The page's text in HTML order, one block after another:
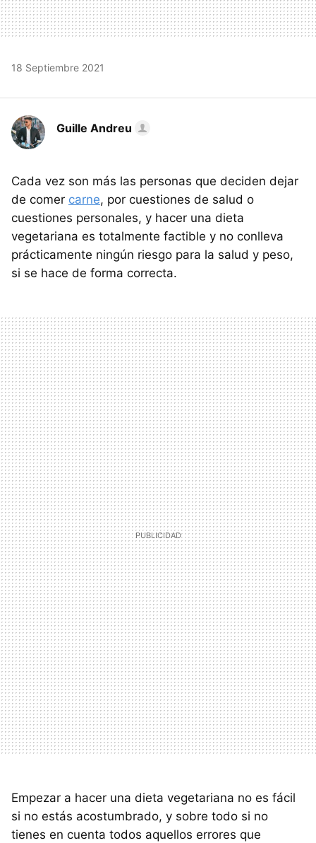
18 Septiembre 2021
Guille Andreu
Cada vez son más las personas que deciden dejar
de comer carne, por cuestiones de salud o
cuestiones personales, y hacer una dieta
vegetariana es totalmente factible y no conlleva
prácticamente ningún riesgo para la salud y peso,
si se hace de forma correcta.
Empezar a hacer una dieta vegetariana no es fácil
si no estás acostumbrado, y sobre todo si no
tienes en cuenta todos aquellos errores que